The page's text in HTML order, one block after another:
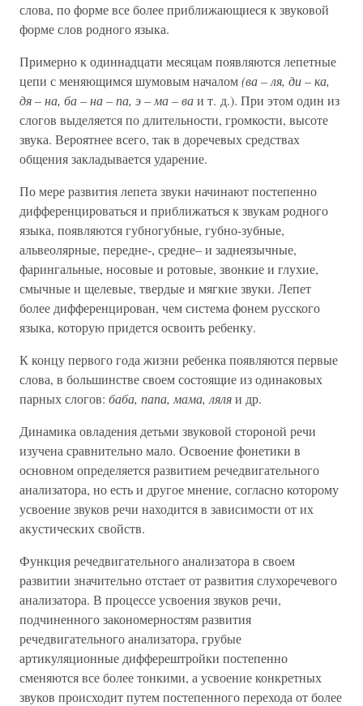
слова, по форме все более приближающиеся к звуковой
форме слов родного языка.
Примерно к одиннадцати месяцам появляются лепетные
цепи с меняющимся шумовым началом(ва – ля, ди – ка,
дя – на, ба – на – па, э – ма – ваи т. д.). При этом один из
слогов выделяется по длительности, громкости, высоте
звука. Вероятнее всего, так в доречевых средствах
общения закладывается ударение.
По мере развития лепета звуки начинают постепенно
дифференцироваться и приближаться к звукам родного
языка, появляются губногубные, губно-зубные,
альвеолярные, передне-, средне– и заднеязычные,
фарингальные, носовые и ротовые, звонкие и глухие,
смычные и щелевые, твердые и мягкие звуки. Лепет
более дифференцирован, чем система фонем русского
языка, которую придется освоить ребенку.
К концу первого года жизни ребенка появляются первые
слова, в большинстве своем состоящие из одинаковых
парных слогов: баба, папа, мама, ляляи др.
Динамика овладения детьми звуковой стороной речи
изучена сравнительно мало. Освоение фонетики в
основном определяется развитием речедвигательного
анализатора, но есть и другое мнение, согласно которому
усвоение звуков речи находится в зависимости от их
акустических свойств.
Функция речедвигательного анализатора в своем
развитии значительно отстает от развития слухоречевого
анализатора. В процессе усвоения звуков речи,
подчиненного закономерностям развития
речедвигательного анализатора, грубые
артикуляционные дифферештройки постепенно
сменяются все более тонкими, а усвоение конкретных
звуков происходит путем постепенного перехода от более